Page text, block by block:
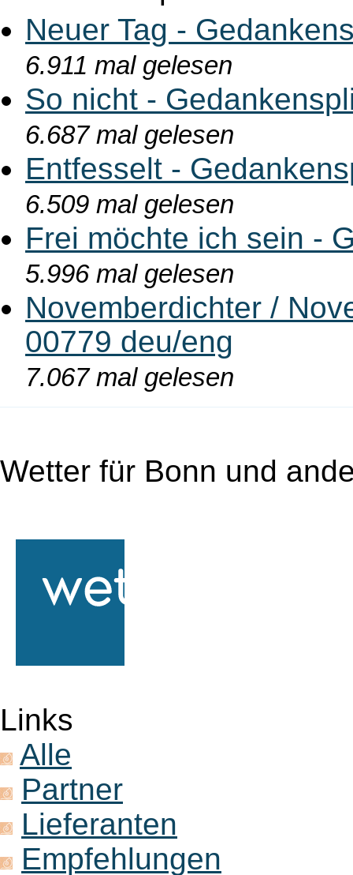
Neuer Tag -
6.911 mal gelesen
So nicht -
6.687 mal gelesen
Entfesselt -
6.509 mal gelesen
Frei möchte ich sein -
5.996 mal gelesen
Novemberdichter /
00779 deu/eng
7.067 mal gelesen
Wetter für Bonn und
Links
Alle
Partner
Lieferanten
Empfehlungen